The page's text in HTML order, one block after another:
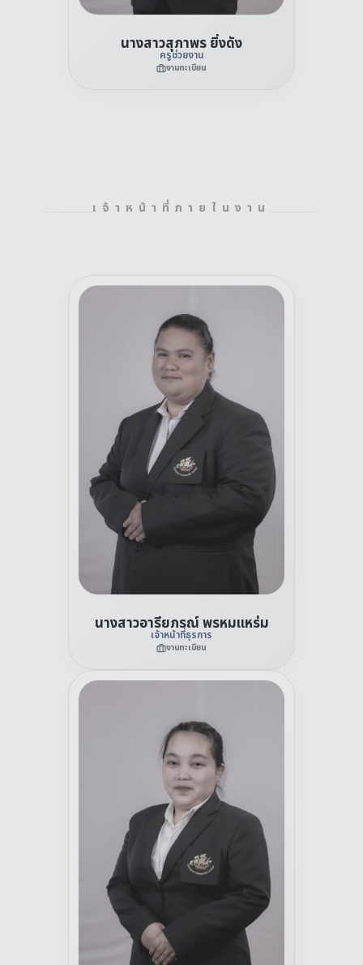
นางสาวสุภาพร ยิ่งดัง
ครูช่วยงาน
งานทะเบียน
เจ้าหน้าที่ภายในงาน
นางสาวอารียภรณ์ พรหมแหร่ม
เจ้าหน้าที่ธุรการ
งานทะเบียน